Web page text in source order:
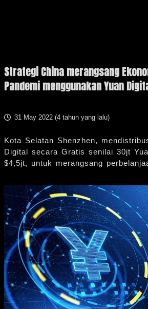
Strategi China merangsang
Pandemi menggunakan Yuan
31 May 2022 (4 tahun yang lalu)
Kota Selatan Shenzhen,
Digital secara Gratis senilai 30jt
$4,5jt, untuk merangsang